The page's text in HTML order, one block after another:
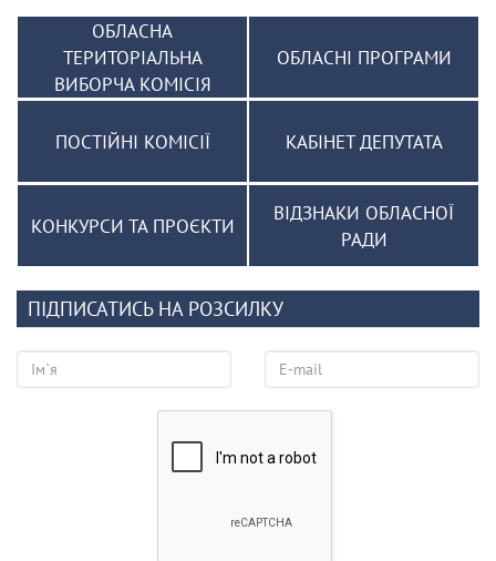
ОБЛАСНА
ТЕРИТОРІАЛЬНА
ВИБОРЧА КОМІСІЯ
ОБЛАСНІ ПРОГРАМИ
ПОСТІЙНІ КОМІСІЇ КАБІНЕТ ДЕПУТАТА
КОНКУРСИ ТА ПРОЄКТИ
ВІДЗНАКИ ОБЛАСНОЇ
РАДИ
ПІДПИСАТИСЬ НА РОЗСИЛКУ